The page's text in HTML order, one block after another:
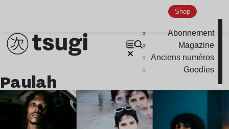
Shop
Abonnement
Magazine
Anciens numéros
Goodies
Global Club
Nu Jazz
Paulah